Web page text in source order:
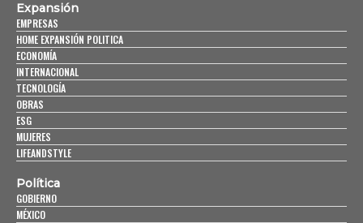
Expansión
EMPRESAS
HOME EXPANSIÓN POLITICA
ECONOMÍA
INTERNACIONAL
TECNOLOGÍA
OBRAS
ESG
MUJERES
LIFEANDSTYLE
Política
GOBIERNO
MÉXICO